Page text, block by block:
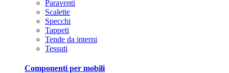
Paraventi
Scalette
Specchi
Tappeti
Tende da interni
Tessuti
Componenti per mobili